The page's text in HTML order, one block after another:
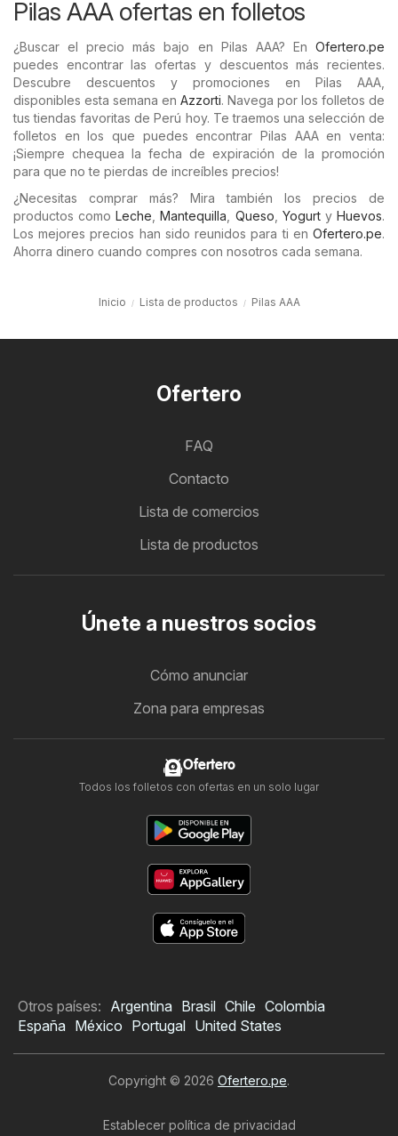
Pilas AAA ofertas en folletos
¿Buscar el precio más bajo en Pilas AAA? En Ofertero.pe
puedes encontrar las ofertas y descuentos más recientes.
Descubre descuentos y promociones en Pilas AAA,
disponibles esta semana en Azzorti. Navega por los folletos de
tus tiendas favoritas de Perú hoy. Te traemos una selección de
folletos en los que puedes encontrar Pilas AAA en venta:
¡Siempre chequea la fecha de expiración de la promoción
para que no te pierdas de increíbles precios!
¿Necesitas comprar más? Mira también los precios de
productos comoLeche ,Mantequilla Queso YogurtyHuevos.
Los mejores precios han sido reunidos para ti en Ofertero.pe.
Ahorra dinero cuando compres con nosotros cada semana.
Inicio Lista de productos Pilas AAA
Ofertero
FAQ
Contacto
Lista de comercios
Lista de productos
Únete a nuestros socios
Cómo anunciar
Zona para empresas
Ofertero
Todos los folletos con ofertas en un solo lugar
Otros países: Argentina Brasil Chile Colombia
España México Portugal United States
Copyright © 2026 Ofertero.pe.
Establecer política de privacidad